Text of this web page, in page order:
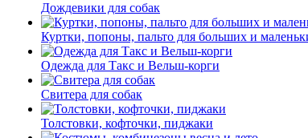
Дождевики для собак
Куртки, попоны, пальто для больших и
Одежда для Такс и Вельш-корги
Свитера для собак
Толстовки, кофточки, пиджаки